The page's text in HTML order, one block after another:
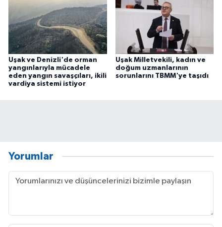
Uşak ve Denizli'de orman
yangınlarıyla mücadele
eden yangın savaşçıları, ikili
vardiya sistemi istiyor
Uşak Milletvekili, kadın ve
doğum uzmanlarının
sorunlarını TBMM'ye taşıdı
Yorumlar